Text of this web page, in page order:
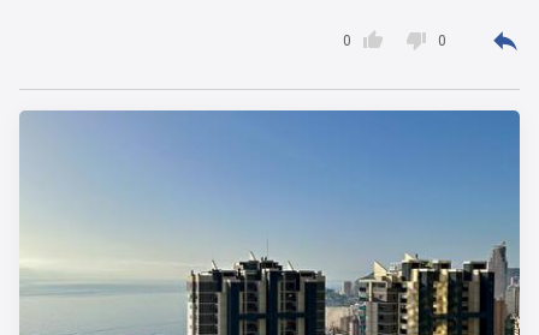

0  0 